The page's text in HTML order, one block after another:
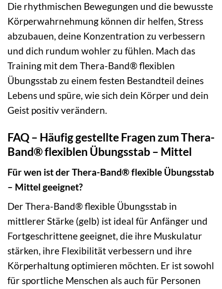
Die rhythmischen Bewegungen und die bewusste
Körperwahrnehmung können dir helfen, Stress
abzubauen, deine Konzentration zu verbessern
und dich rundum wohler zu fühlen. Mach das
Training mit dem Thera-Band® flexiblen
Übungsstab zu einem festen Bestandteil deines
Lebens und spüre, wie sich dein Körper und dein
Geist positiv verändern.
FAQ – Häufig gestellte Fragen zum Thera-
Band® flexiblen Übungsstab – Mittel
Für wen ist der Thera-Band® flexible Übungsstab
– Mittel geeignet?
Der Thera-Band® flexible Übungsstab in
mittlerer Stärke (gelb) ist ideal für Anfänger und
Fortgeschrittene geeignet, die ihre Muskulatur
stärken, ihre Flexibilität verbessern und ihre
Körperhaltung optimieren möchten. Er ist sowohl
für sportliche Menschen als auch für Personen